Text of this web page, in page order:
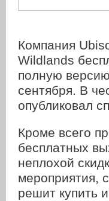
Компания
Wildlands
полную
сентября. В
опубликовал
Кроме всего
бесплатных
неплохой
мероприятия,
решит купить